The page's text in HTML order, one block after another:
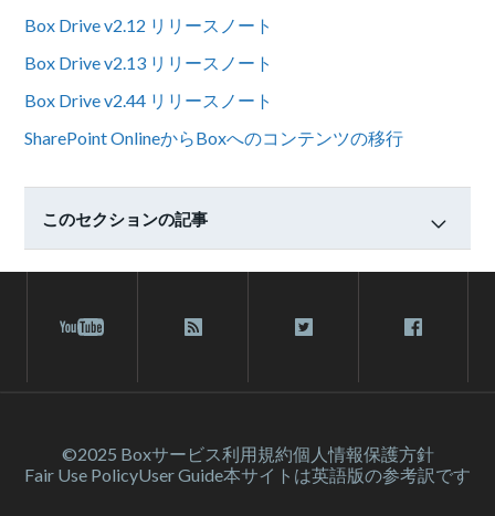
Box Drive v2.12 リリースノート
Box Drive v2.13 リリースノート
Box Drive v2.44 リリースノート
SharePoint OnlineからBoxへのコンテンツの移行
このセクションの記事
©2025 Boxサービス利⽤規約個人情報保護方針
Fair Use PolicyUser Guide本サイトは英語版の参考訳です